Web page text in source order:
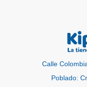
Calle
Poblado: